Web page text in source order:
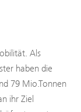
Als
haben die
79 Mio.Tonnen
ihr Ziel